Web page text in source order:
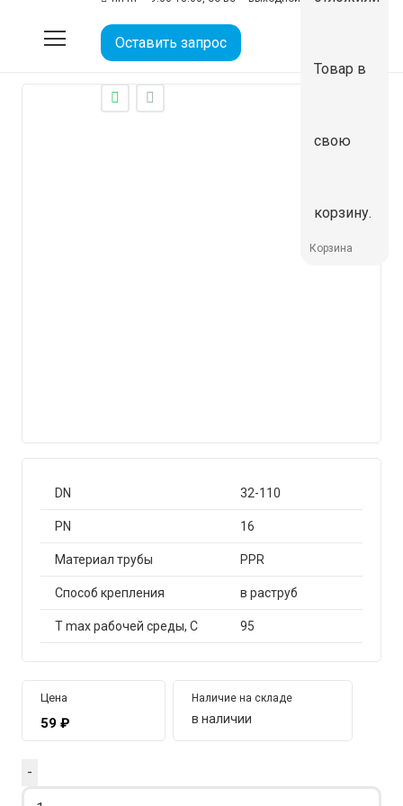
Оставить запрос
Товар в
свою
корзину.
Корзина
Муфта двухраструбная 40
DN 32-110
PN 16
Материал трубы PPR
Способ крепления в раструб
T max рабочей среды, С 95
Цена
59 ₽
Наличие на складе
в наличии
Quantity
-